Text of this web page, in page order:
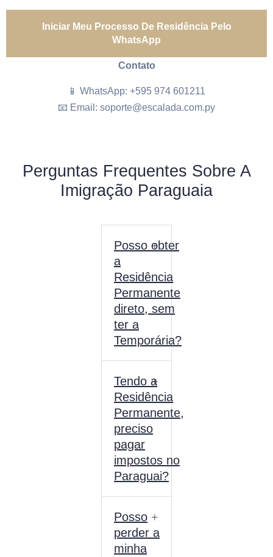
Iniciar Meu Processo De Residência Pelo
WhatsApp
Contato
📱 WhatsApp: +595 974 601211
📧 Email: soporte@escalada.com.py
Perguntas Frequentes Sobre A
Imigração Paraguaia
Posso obter
a
Residência
Permanente
direto, sem
ter a
Temporária?
Tendo a
Residência
Permanente,
preciso
pagar
impostos no
Paraguai?
Posso
perder a
minha